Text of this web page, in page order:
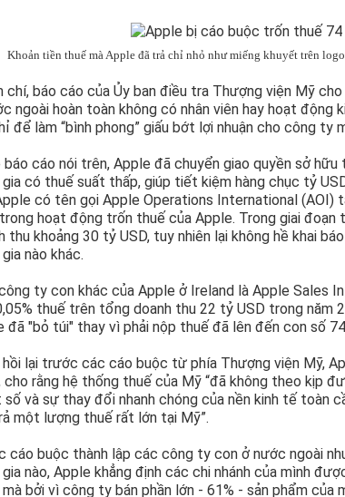
Khoản tiền thuế mà Apple đã trả chỉ nhỏ như miếng khuyết trên
chí, báo cáo của Ủy ban điều tra Thượng viện Mỹ
ngoài hoàn toàn không có nhân viên hay hoạt động
để làm “bình phong” giấu bớt lợi nhuận cho công ty
báo cáo nói trên, Apple đã chuyển giao quyền sở
có thuế suất thấp, giúp tiết kiệm hàng chục tỷ
có tên gọi Apple Operations International (AOI)
hoạt động trốn thuế của Apple. Trong giai đoạn
thu khoảng 30 tỷ USD, tuy nhiên lại không hề khai
nào khác.
ty con khác của Apple ở Ireland là Apple Sales
thuế trên tổng doanh thu 22 tỷ USD trong năm
đã "bỏ túi" thay vì phải nộp thuế đã lên đến con số
hồi lại trước các cáo buộc từ phía Thượng viện Mỹ,
cho rằng hệ thống thuế của Mỹ “đã không theo kịp
số và sự thay đổi nhanh chóng của nền kinh tế toàn
một lượng thuế rất lớn tại Mỹ”.
cáo buộc thành lập các công ty con ở nước ngoài
nào, Apple khẳng định các chi nhánh của mình
bởi vì công ty bán phần lớn - 61% - sản phẩm của